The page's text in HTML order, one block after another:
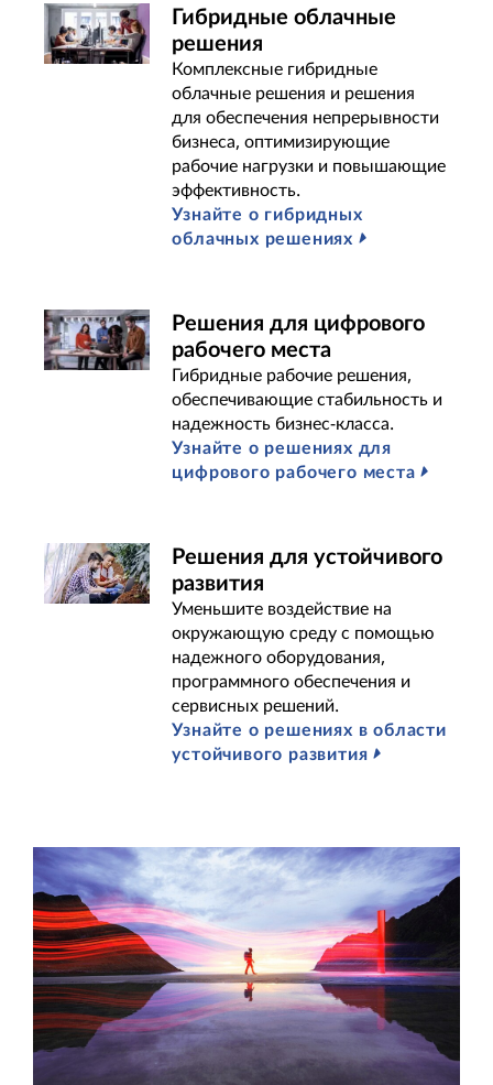
Гибридные облачные
решения
Комплексные гибридные
облачные решения и решения
для обеспечения непрерывности
бизнеса, оптимизирующие
рабочие нагрузки и повышающие
эффективность.
Узнайте о гибридных
облачных решениях
Решения для цифрового
рабочего места
Гибридные рабочие решения,
обеспечивающие стабильность и
надежность бизнес-класса.
Узнайте о решениях для
цифрового рабочего места
Решения для устойчивого
развития
Уменьшите воздействие на
окружающую среду с помощью
надежного оборудования,
программного обеспечения и
сервисных решений.
Узнайте о решениях в области
устойчивого развития